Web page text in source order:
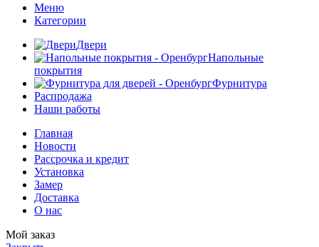
Меню
Категории
Двери
Напольные
покрытия
Фурнитура
Распродажа
Наши работы
Главная
Новости
Рассрочка и кредит
Установка
Замер
Доставка
О нас
Мой заказ